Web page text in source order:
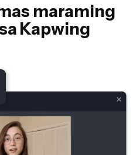
maraming
Kapwing